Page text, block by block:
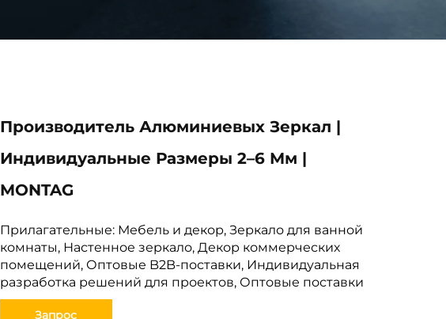
Производитель Алюминиевых Зеркал |
Индивидуальные Размеры 2–6 Мм |
MONTAG
Прилагательные: Мебель и декор, Зеркало для ванной
комнаты, Настенное зеркало, Декор коммерческих
помещений, Оптовые B2B-поставки, Индивидуальная
разработка решений для проектов, Оптовые поставки
Запрос